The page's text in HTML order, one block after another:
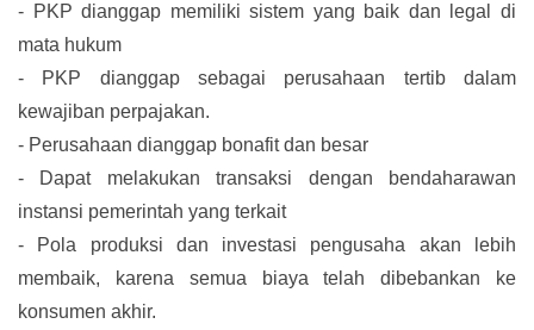
- PKP dianggap memiliki sistem yang baik dan legal di
mata hukum
-
PKP dianggap sebagai perusahaan tertib dalam
kewajiban perpajakan.
- Perusahaan dianggap bonafit dan besar
-
Dapat melakukan transaksi dengan bendaharawan
instansi pemerintah yang terkait
-
Pola produksi dan investasi pengusaha akan lebih
membaik, karena semua biaya telah dibebankan ke
konsumen akhir.